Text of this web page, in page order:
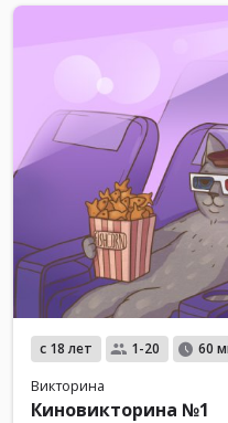
с 18 лет 1-20 60
Викторина
Киновикторина №1